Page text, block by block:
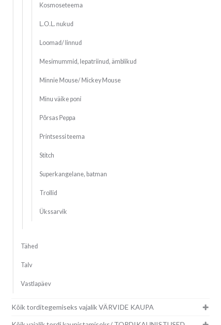
Kosmoseteema
L.O.L. nukud
Loomad/ linnud
Mesimummid, lepatriinud, ämblikud
Minnie Mouse/ Mickey Mouse
Minu väike poni
Põrsas Peppa
Printsessi teema
Stitch
Superkangelane, batman
Trollid
Ükssarvik
Tähed
Talv
Vastlapäev
Kõik torditegemiseks vajalik VÄRVIDE KAUPA